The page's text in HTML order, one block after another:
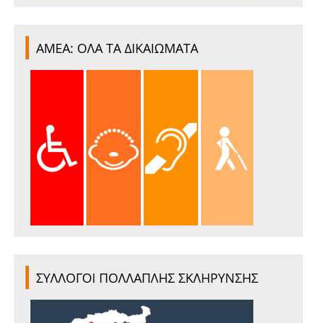
ΑΜΕΑ: ΟΛΑ ΤΑ ΔΙΚΑΙΩΜΑΤΑ
ΣΥΛΛΟΓΟΙ ΠΟΛΛΑΠΛΗΣ ΣΚΛΗΡΥΝΣΗΣ